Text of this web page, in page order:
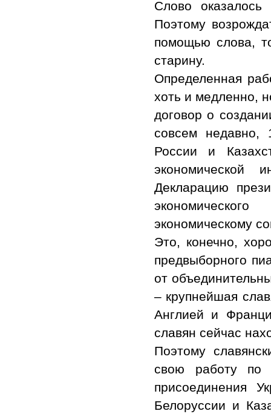
Слово
Поэтому
помощью слова,
старину.
Определенная
хоть и медленно,
договор о
совсем недавно,
России и
экономической
Декларацию
экономическому
Это, конечно,
предвыборного
от
– крупнейшая
Англией и
славян сейчас
Поэтому
свою работу по
присоединения
Белоруссии и